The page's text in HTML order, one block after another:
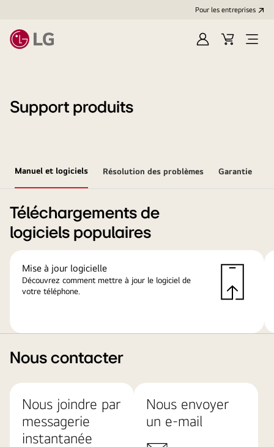
Pour les entreprises
Se
Panier
Support produits
Manuel et logiciels Résolution des problèmes Garantie
Téléchargements de
logiciels populaires
Mise à jour logicielle
Découvrez comment mettre à jour le logiciel de
votre téléphone.
Nous contacter
Nous joindre par
messagerie
instantanée
Nous envoyer
un e-mail